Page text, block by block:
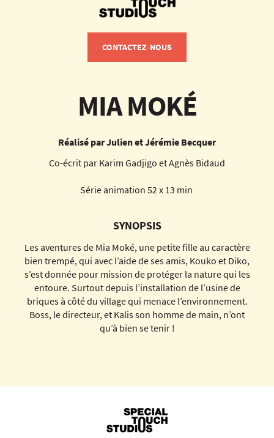
CONTACTEZ-NOUS
MIA MOKÉ
Réalisé par Julien et Jérémie Becquer
Co-écrit par Karim Gadjigo et Agnès Bidaud
Série animation 52 x 13 min
SYNOPSIS
Les aventures de Mia Moké, une petite fille au caractère
bien trempé, qui avec l’aide de ses amis, Kouko et Diko,
s’est donnée pour mission de protéger la nature qui les
entoure. Surtout depuis l’installation de l’usine de
briques à côté du village qui menace l’environnement.
Boss, le directeur, et Kalis son homme de main, n’ont
qu’à bien se tenir !